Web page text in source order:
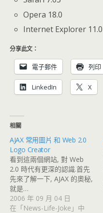
Opera 18.0
Internet Explorer 11.0
分享此文：
電子郵件 列印
LinkedIn X
相關
AJAX 常用圖片 和 Web 2.0
Logo Creator
看到這兩個網站, 對 Web
2.0 時代有更深的認識.首先
先來了解一下, AJAX 的奧秘,
就是…
2006 年 09 月 04 日
在「News-Life-Joke」中